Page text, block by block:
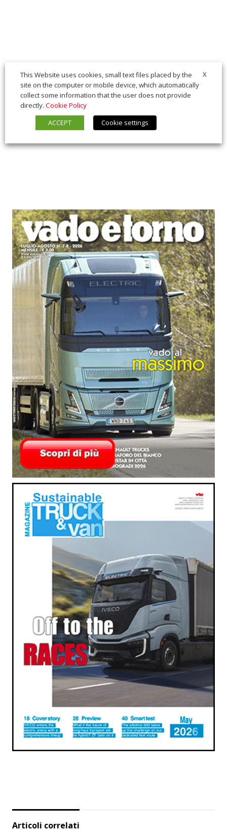
Articoli correlati
X
This Website uses cookies, small text files placed by the
site on the computer or mobile device, which automatically
collect some information that the user does not provide
directly. Cookie Policy
ACCEPT
Cookie settings